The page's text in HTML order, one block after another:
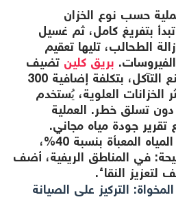
حسب نوع الخزان
بتفريغ كامل، ثم غسيل
(150 بار) لإزالة الطحالب، تليها تعقيم
بريق كلين تضيف
خطوة عزل إيبوكسي لمنع التآكل، بتكلفة إضافية 300
الخزانات العلوية، يُستخدم
دون تسلق خطر. العملية
الفوائد: تقليل استهلاك المياه المعبأة بنسبة 40%،
في المناطق الريفية، أضف
لتعزيز النقاء.
التركيز على الصيانة